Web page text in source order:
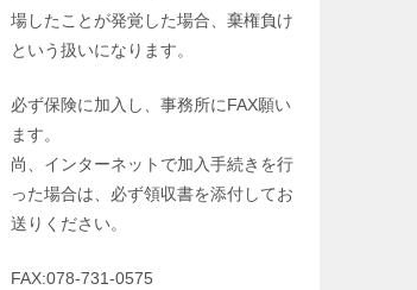
場したことが発覚した場合、棄権負け
という扱いになります。
必ず保険に加入し、事務所にFAX願い
ます。
尚、インターネットで加入手続きを行
った場合は、必ず領収書を添付してお
送りください。
FAX:078-731-0575